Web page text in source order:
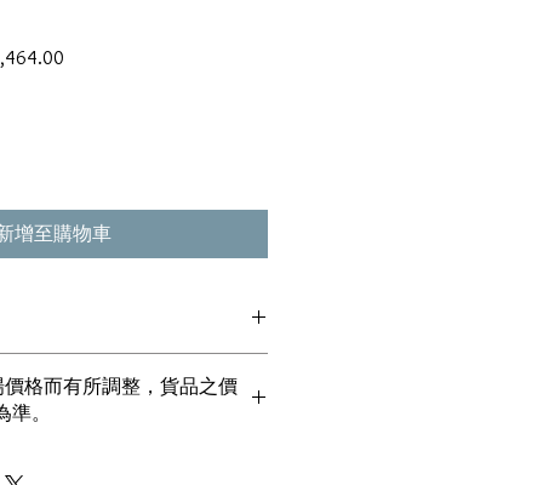
增至購物車
鐲丶擺件皆 奉送 [香港翡翠鑑証
格而有所調整，貨品之價
。